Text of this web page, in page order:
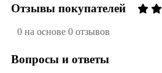
Отзывы покупателей
0 на основе 0 отзывов
Вопросы и ответы